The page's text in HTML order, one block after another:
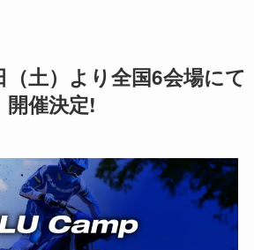
（土）より全国6会場にて
開催決定!